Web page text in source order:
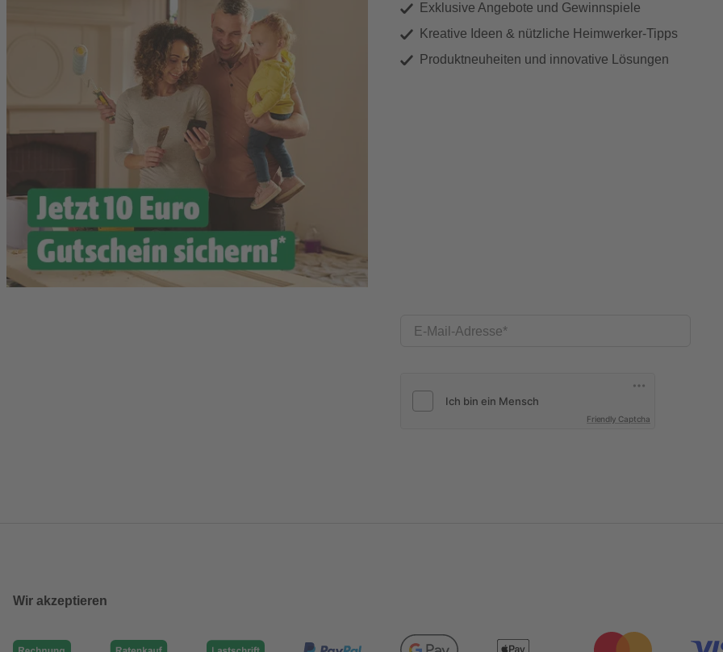
Exklusive Angebote und Gewinnspiele
Kreative Ideen & nützliche Heimwerker-Tipps
Produktneuheiten und innovative Lösungen
E-Mail-Adresse
Friendly Captcha
Wir akzeptieren